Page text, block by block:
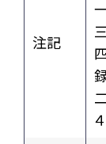
注記